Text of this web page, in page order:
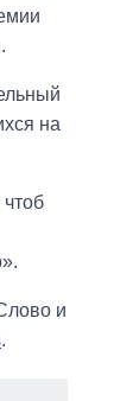
на
чтоб
и
.